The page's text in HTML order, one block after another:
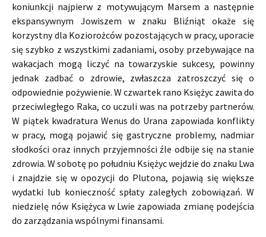
koniunkcji najpierw z motywującym Marsem a następnie
ekspansywnym Jowiszem w znaku Bliźniąt okaże się
korzystny dla Koziorożców pozostających w pracy, uporacie
się szybko z wszystkimi zadaniami, osoby przebywające na
wakacjach mogą liczyć na towarzyskie sukcesy, powinny
jednak zadbać o zdrowie, zwłaszcza zatroszczyć się o
odpowiednie pożywienie. W czwartek rano Księżyc zawita do
przeciwległego Raka, co uczuli was na potrzeby partnerów.
W piątek kwadratura Wenus do Urana zapowiada konflikty
w pracy, mogą pojawić się gastryczne problemy, nadmiar
słodkości oraz innych przyjemności źle odbije się na stanie
zdrowia. W sobotę po południu Księżyc wejdzie do znaku Lwa
i znajdzie się w opozycji do Plutona, pojawią się większe
wydatki lub konieczność spłaty zaległych zobowiązań. W
niedzielę nów Księżyca w Lwie zapowiada zmianę podejścia
do zarządzania wspólnymi finansami.